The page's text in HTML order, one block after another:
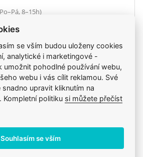
8–15h)
těchto kategoriích7
Brit Care
Mého psa trápí
se vším budou uloženy cookies
analytické i marketingové -
umožnit pohodlné používání webu,
webu i vás cílit reklamou. Své
upravit kliknutím na
Kompletní politiku si můžete přečíst
Souhlasím se vším